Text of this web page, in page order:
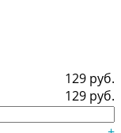
129 руб.
129 руб.